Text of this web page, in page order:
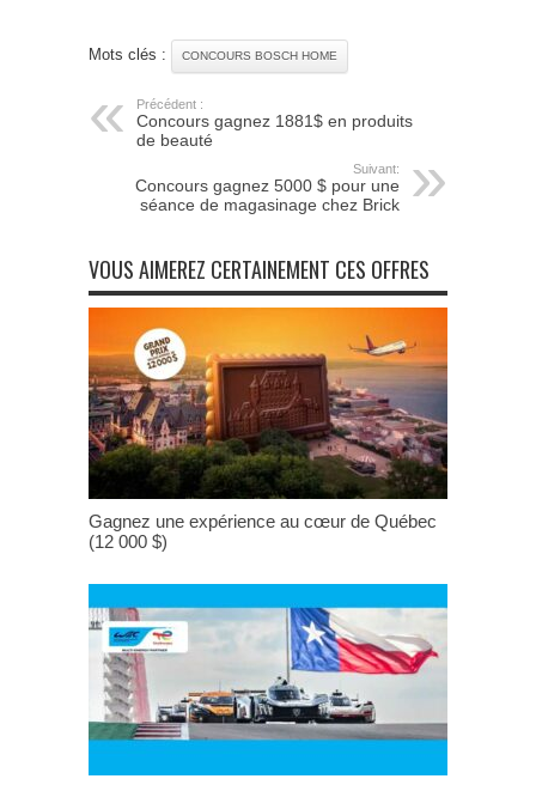
Mots clés : CONCOURS BOSCH HOME
Précédent :
Concours gagnez 1881$ en produits
de beauté
Suivant:
Concours gagnez 5000 $ pour une
séance de magasinage chez Brick
VOUS AIMEREZ CERTAINEMENT CES OFFRES
Gagnez une expérience au cœur de Québec
(12 000 $)